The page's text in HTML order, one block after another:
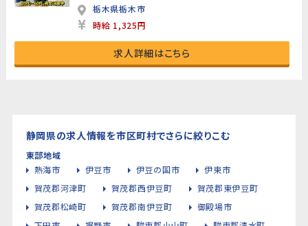
栃木県栃木市
時給 1,325円
求人詳細はこちら
静岡県の求人情報を市区町村でさらに絞りこむ
東部地域
熱海市
伊豆市 伊豆の国市
伊東市
賀茂郡河津町
賀茂郡西伊豆町
賀茂郡東伊豆町
賀茂郡松崎町
賀茂郡南伊豆町
御殿場市